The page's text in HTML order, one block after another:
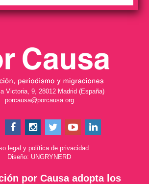
Victoria, 9, 28012 Madrid (España)
porcausa@porcausa.org
legal y política de privacidad
Diseño: UNGRYNERD
por Causa adopta los